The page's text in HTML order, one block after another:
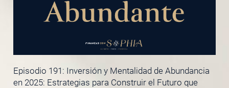
Episodio 191: Inversión y Mentalidad de Abundancia
en 2025: Estrategias para Construir el Futuro que